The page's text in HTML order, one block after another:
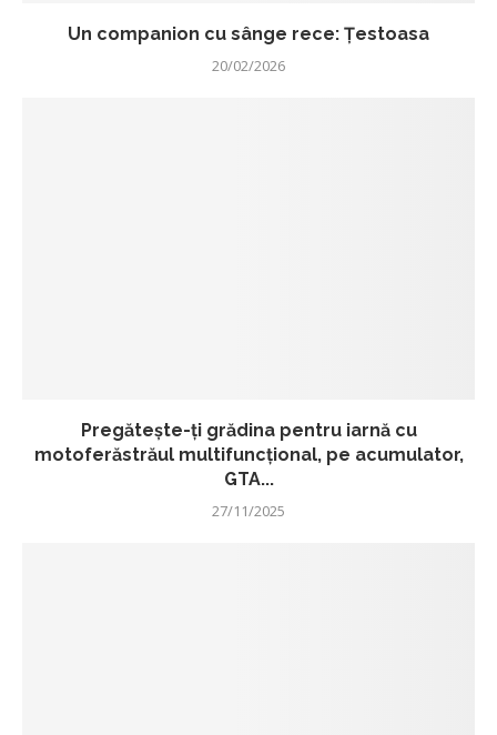
Un companion cu sânge rece: Țestoasa
20/02/2026
Pregătește-ți grădina pentru iarnă cu
motoferăstrăul multifuncțional, pe acumulator,
GTA...
27/11/2025